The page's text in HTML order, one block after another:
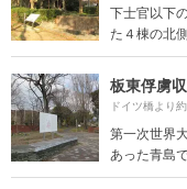
下士官以下
た４棟の北
板東俘虜
ドイツ橋より約
第一次世界
あった青島